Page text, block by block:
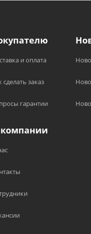
и оплата
сделать заказ
гарантии